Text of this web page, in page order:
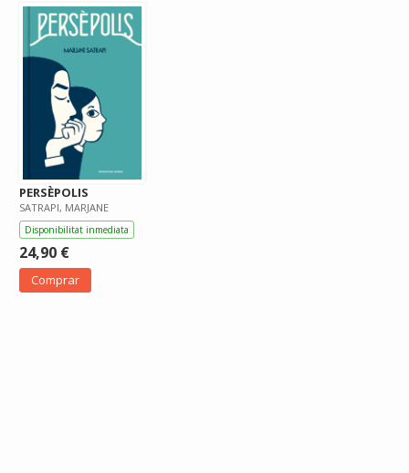
PERSÈPOLIS
SATRAPI, MARJANE
Disponibilitat inmediata
24,90 €
Comprar